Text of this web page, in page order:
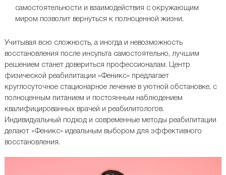
самостоятельности и взаимодействия с окружающим
миром позволит вернуться к полноценной жизни.
Учитывая всю сложность, а иногда и невозможность
восстановления после инсульта самостоятельно, лучшим
решением станет довериться профессионалам. Центр
физической реабилитации «Феникс» предлагает
круглосуточное стационарное лечение в уютной обстановке, с
полноценным питанием и постоянным наблюдением
квалифицированных врачей и реабилитологов.
Индивидуальный подход и современные методы реабилитации
делают «Феникс» идеальным выбором для эффективного
восстановления.